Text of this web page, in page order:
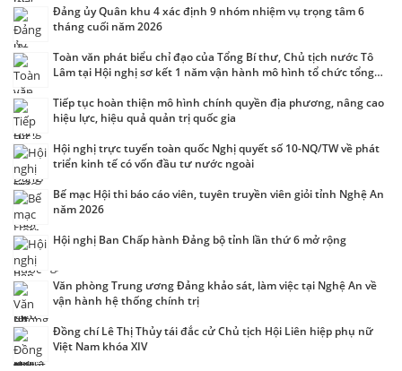
Đảng ủy Quân khu 4 xác định 9 nhóm nhiệm vụ trọng tâm 6
tháng cuối năm 2026
Toàn văn phát biểu chỉ đạo của Tổng Bí thư, Chủ tịch nước Tô
Lâm tại Hội nghị sơ kết 1 năm vận hành mô hình tổ chức tổng
Tiếp tục hoàn thiện mô hình chính quyền địa phương, nâng cao
hiệu lực, hiệu quả quản trị quốc gia
Hội nghị trực tuyến toàn quốc Nghị quyết số 10-NQ/TW về phát
triển kinh tế có vốn đầu tư nước ngoài
Bế mạc Hội thi báo cáo viên, tuyên truyền viên giỏi tỉnh Nghệ An
năm 2026
Hội nghị Ban Chấp hành Đảng bộ tỉnh lần thứ 6 mở rộng
Văn phòng Trung ương Đảng khảo sát, làm việc tại Nghệ An về
vận hành hệ thống chính trị
Đồng chí Lê Thị Thủy tái đắc cử Chủ tịch Hội Liên hiệp phụ nữ
Việt Nam khóa XIV